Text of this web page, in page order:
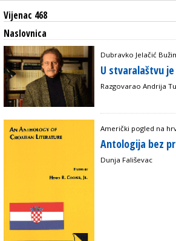
Vijenac 468
Naslovnica
Dubravko Jelačić
U stvaralaštvu
Razgovarao Andrija
Američki pogled na
Antologija bez
Dunja Fališevac